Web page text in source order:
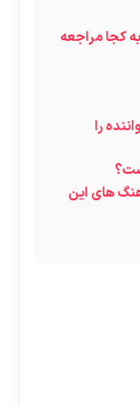
کجا مراجعه
را
های این